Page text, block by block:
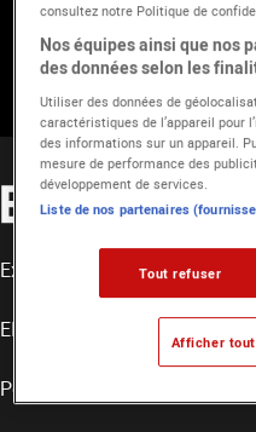
Extranet Ynov / EICAR
EICAR Recrute
Portes ouvertes à Paris
consultez notre Politique de
Nos équipes ainsi que nos
des données selon les
Utiliser des données de
caractéristiques de l’appareil pour
des informations sur un appareil.
mesure de performance des
développement de services.
Liste de nos partenaires
Tout refuser
Afficher